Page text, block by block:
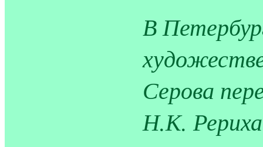
В
Серова
Н.К.